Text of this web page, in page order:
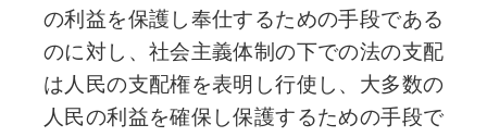
の利益を保護し奉仕するための手段である
のに対し、社会主義体制の下での法の支配
は人民の支配権を表明し行使し、大多数の
人民の利益を確保し保護するための手段で